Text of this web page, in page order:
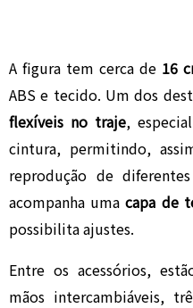
A figura tem cerca de 16
ABS e tecido. Um dos
flexíveis no traje,
cintura, permitindo,
reprodução de
acompanha umacapa de
possibilita ajustes.
Entre os acessórios,
mãos intercambiáveis,